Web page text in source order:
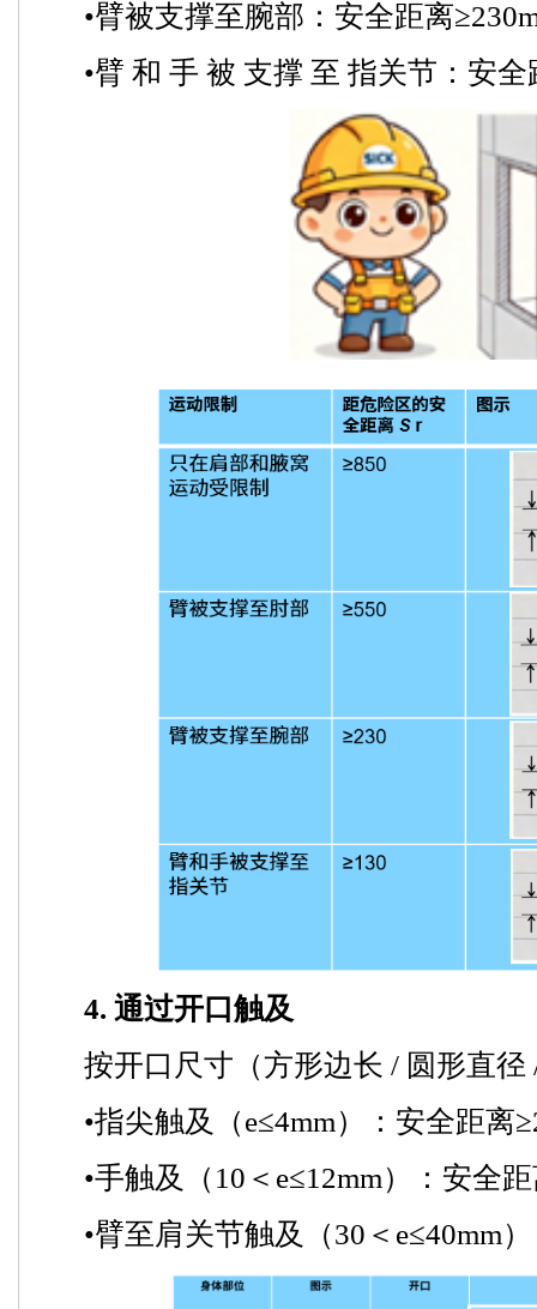
•臂被支撑至腕部：安全距离
•臂 和 手 被 支撑 至 指关节：安全
4. 通过开口触及
按开口尺寸（方形边长 / 圆形直径
•指尖触及（e≤4mm）：安全距离
•手触及（10＜e≤12mm）：安全距
•臂至肩关节触及（30＜e≤40mm）